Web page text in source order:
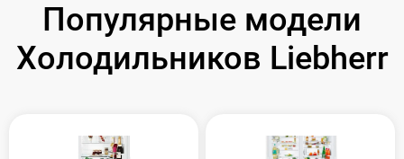
Популярные модели
Холодильников Liebherr